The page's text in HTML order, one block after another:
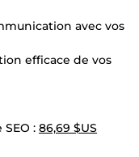
avec vos
efficace de vos
: 86,69 $US